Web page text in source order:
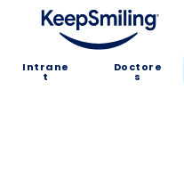
Intrane
t
Doctore
s